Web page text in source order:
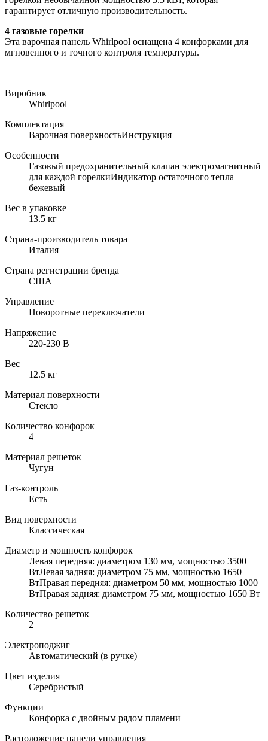
гарантирует отличную производительность.
4 газовые горелки
Эта варочная панель Whirlpool оснащена 4 конфорками для
мгновенного и точного контроля температуры.
Виробник
Whirlpool
Комплектация
Варочная поверхностьИнструкция
Особенности
Газовый предохранительный клапан электромагнитный
для каждой горелкиИндикатор остаточного тепла
бежевый
Вес в упаковке
13.5 кг
Страна-производитель товара
Италия
Страна регистрации бренда
США
Управление
Поворотные переключатели
Напряжение
220-230 В
Вес
12.5 кг
Материал поверхности
Стекло
Количество конфорок
4
Материал решеток
Чугун
Газ-контроль
Есть
Вид поверхности
Классическая
Диаметр и мощность конфорок
Левая передняя: диаметром 130 мм, мощностью 3500
ВтЛевая задняя: диаметром 75 мм, мощностью 1650
ВтПравая передняя: диаметром 50 мм, мощностью 1000
ВтПравая задняя: диаметром 75 мм, мощностью 1650 Вт
Количество решеток
2
Электроподжиг
Автоматический (в ручке)
Цвет изделия
Серебристый
Функции
Конфорка с двойным рядом пламени
Расположение панели управления